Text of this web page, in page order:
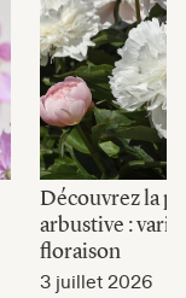
Découvrez la
arbustive :
floraison
3 juillet 2026